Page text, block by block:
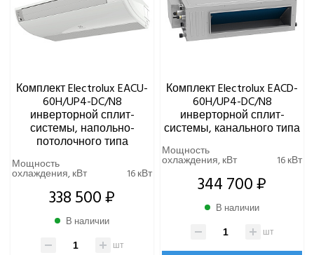
Комплект Electrolux EACU-
60H/UP4-DC/N8
инверторной сплит-
системы, напольно-
потолочного типа
Мощность
охлаждения, кВт 16 кВт
338 500 ₽
В наличии
шт
Комплект Electrolux EACD-
60H/UP4-DC/N8
инверторной сплит-
системы, канального типа
Мощность
охлаждения, кВт 16 кВт
344 700 ₽
В наличии
шт